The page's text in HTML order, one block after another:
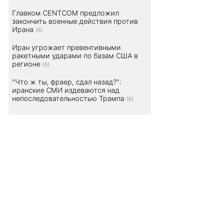
Главком CENTCOM предложил
закончить военные действия против
Ирана (6)
Иран угрожает превентивными
ракетными ударами по базам США в
регионе (6)
"Что ж ты, фраер, сдал назад?":
иранские СМИ издеваются над
непоследовательностью Трампа (6)